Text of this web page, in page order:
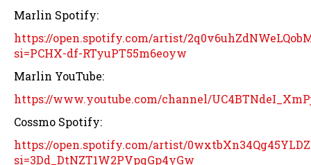
Marlin Spotify:
https://open.spotify.com/artist/
si=PCHX-df-RTyuPT55m6eoyw
Marlin YouTube:
https://www.youtube.com/channel/
Cossmo Spotify:
https://open.spotify.com/artist/
si=3Dd_DtNZT1W2PVpqGp4yGw